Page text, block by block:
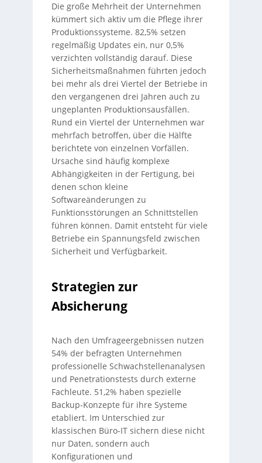
Die große Mehrheit der Unternehmen
kümmert sich aktiv um die Pflege ihrer
Produktionssysteme. 82,5% setzen
regelmäßig Updates ein, nur 0,5%
verzichten vollständig darauf. Diese
Sicherheitsmaßnahmen führten jedoch
bei mehr als drei Viertel der Betriebe in
den vergangenen drei Jahren auch zu
ungeplanten Produktionsausfällen.
Rund ein Viertel der Unternehmen war
mehrfach betroffen, über die Hälfte
berichtete von einzelnen Vorfällen.
Ursache sind häufig komplexe
Abhängigkeiten in der Fertigung, bei
denen schon kleine
Softwareänderungen zu
Funktionsstörungen an Schnittstellen
führen können. Damit entsteht für viele
Betriebe ein Spannungsfeld zwischen
Sicherheit und Verfügbarkeit.
Strategien zur
Absicherung
Nach den Umfrageergebnissen nutzen
54% der befragten Unternehmen
professionelle Schwachstellenanalysen
und Penetrationstests durch externe
Fachleute. 51,2% haben spezielle
Backup-Konzepte für ihre Systeme
etabliert. Im Unterschied zur
klassischen Büro-IT sichern diese nicht
nur Daten, sondern auch
Konfigurationen und